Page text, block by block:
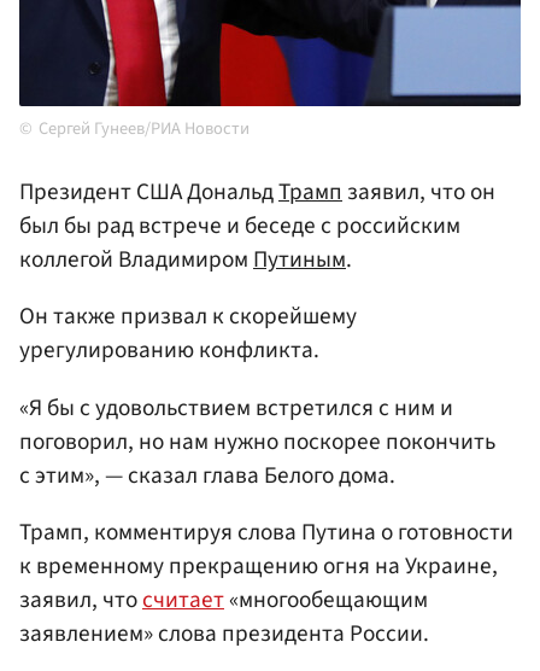
Сергей Гунеев/РИА Новости
Президент США ДональдТрампзаявил, что он
был бы рад встрече и беседе с российским
коллегой ВладимиромПутиным.
Он также призвал к скорейшему
урегулированию конфликта.
«Я бы с удовольствием встретился с ним и
поговорил, но нам нужно поскорее покончить
с этим», — сказал глава Белого дома.
Трамп, комментируя слова Путина о готовности
к временному прекращению огня на Украине,
заявил, чтосчитает«многообещающим
заявлением» слова президента России.